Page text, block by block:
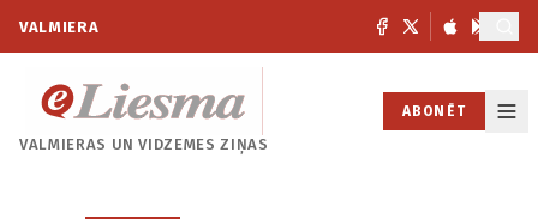
VALMIERA
VALMIERAS UNVIDZEMES ZIŅAS
ABONĒT